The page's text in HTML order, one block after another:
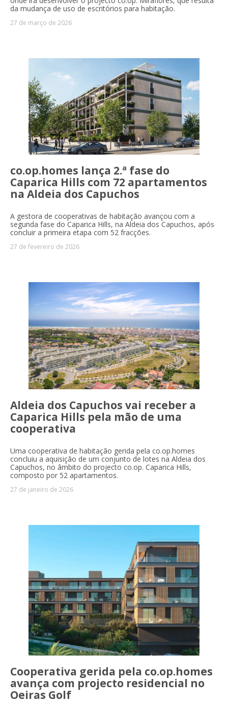
da mudança de uso de escritórios para habitação.
27 de março de 2026
co.op.homes lança 2.ª fase do
Caparica Hills com 72 apartamentos
na Aldeia dos Capuchos
A gestora de cooperativas de habitação avançou com a
segunda fase do Caparica Hills, na Aldeia dos Capuchos, após
concluir a primeira etapa com 52 fracções.
27 de fevereiro de 2026
Aldeia dos Capuchos vai receber a
Caparica Hills pela mão de uma
cooperativa
Uma cooperativa de habitação gerida pela co.op.homes
concluiu a aquisição de um conjunto de lotes na Aldeia dos
Capuchos, no âmbito do projecto co.op. Caparica Hills,
composto por 52 apartamentos.
27 de janeiro de 2026
Cooperativa gerida pela co.op.homes
avança com projecto residencial no
Oeiras Golf